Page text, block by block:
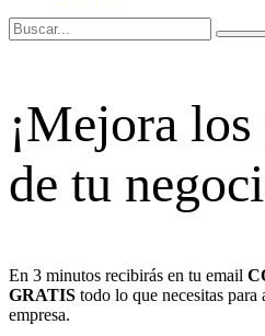
¡Mejora
de tu
En 3 minutos recibirás en tu email
GRATIS todo lo que necesitas para
empresa.